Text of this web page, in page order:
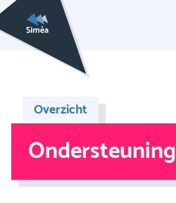
Overzicht
Ondersteuning